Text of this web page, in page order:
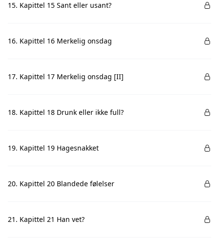
15. Kapittel 15 Sant eller usant?
16. Kapittel 16 Merkelig onsdag
17. Kapittel 17 Merkelig onsdag [II]
18. Kapittel 18 Drunk eller ikke full?
19. Kapittel 19 Hagesnakket
20. Kapittel 20 Blandede følelser
21. Kapittel 21 Han vet?